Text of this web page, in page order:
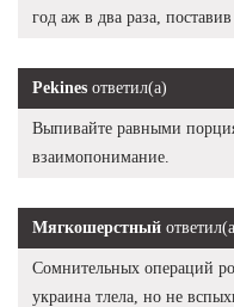
год аж в два раза,
Pekines ответил(а)
Выпивайте равными
взаимопонимание.
Мягкошерстный
Сомнительных операций
украина тлела, но не